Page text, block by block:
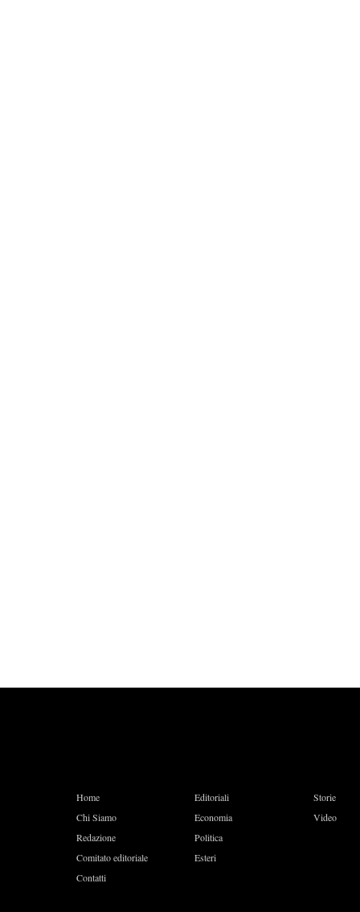
Home
Chi Siamo
Redazione
Comitato editoriale
Contatti
Editoriali
Economia
Politica
Esteri
Storie
Video